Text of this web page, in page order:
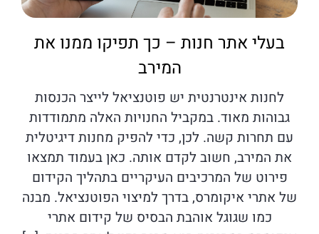
בעלי אתר חנות – כך תפיקו ממנו את
המירב
לחנות אינטרנטית יש פוטנציאל לייצר הכנסות
גבוהות מאוד. במקביל החנויות האלה מתמודדות
עם תחרות קשה. לכן, כדי להפיק מחנות דיגיטלית
את המירב, חשוב לקדם אותה. כאן בעמוד תמצאו
פירוט של המרכיבים העיקריים בתהליך הקידום
של אתרי איקומרס, בדרך למיצוי הפוטנציאל. מבנה
כמו שגוגל אוהבת הבסיס של קידום אתרי